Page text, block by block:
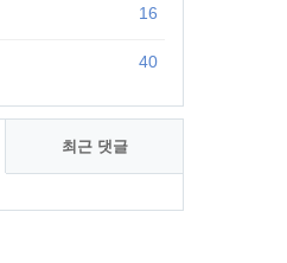
16
40
최근 댓글